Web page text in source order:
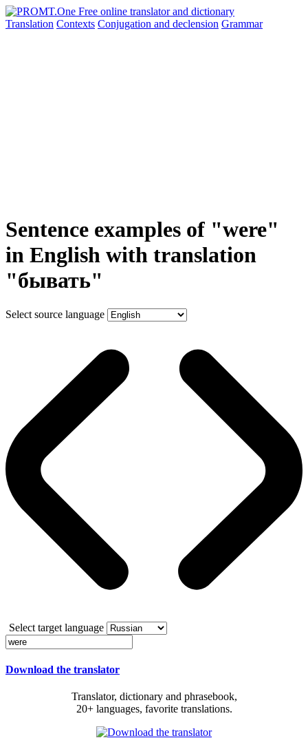
Translation Contexts Conjugation and declension Grammar
Sentence examples of "were"
in English with translation
"бывать"
Select source language
Select target language
Download the translator
Translator, dictionary and phrasebook,
20+ languages, favorite translations.